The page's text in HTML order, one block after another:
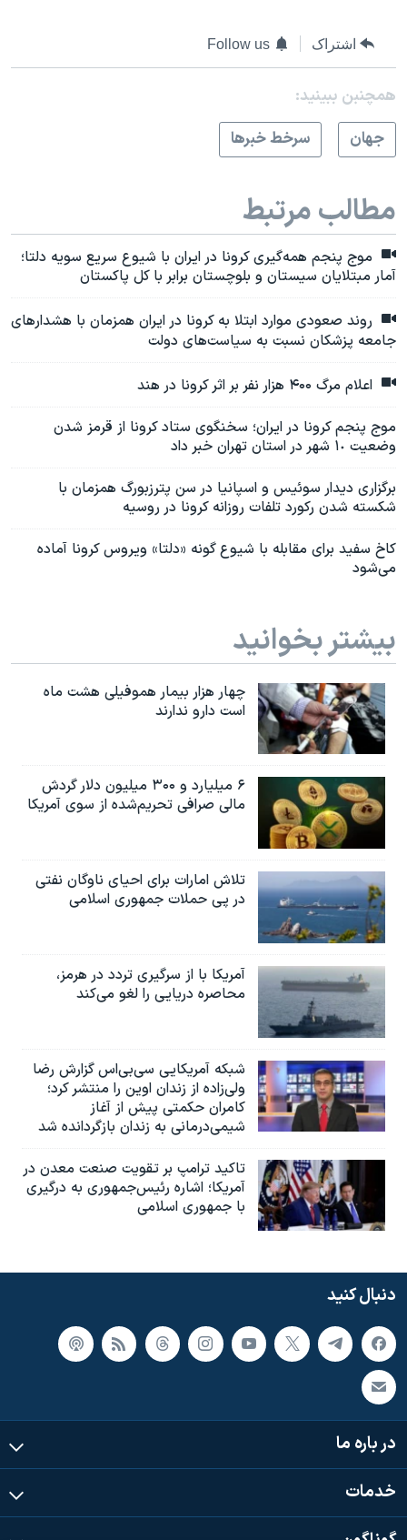
اشتراک Follow us
همچنبن ببینید:
جهان
سرخط خبرها
مطالب مرتبط
موج پنجم همه‌گیری کرونا در ایران با شیوع سریع سویه دلتا؛
آمار مبتلایان سیستان و بلوچستان برابر با کل پاکستان
روند صعودی موارد ابتلا به کرونا در ایران همزمان با هشدارهای
جامعه پزشکان نسبت به سیاست‌های دولت
اعلام مرگ ۴۰۰ هزار نفر بر اثر کرونا در هند
موج پنجم کرونا در ایران؛ سخنگوی ستاد کرونا از قرمز شدن
وضعیت ١٠ شهر در استان تهران خبر داد
برگزاری دیدار سوئیس و اسپانیا در سن پترزبورگ همزمان با
شکسته شدن رکورد تلفات روزانه کرونا در روسیه
کاخ سفید برای مقابله با شیوع گونه «دلتا» ویروس کرونا آماده
می‌شود
بیشتر بخوانید
چهار هزار بیمار هموفیلی هشت ماه
است دارو ندارند
۶ میلیارد و ۳۰۰ میلیون دلار گردش
مالی صرافی تحریم‌شده از سوی آمریکا
تلاش امارات برای احیای ناوگان نفتی
در پی حملات جمهوری اسلامی
آمریکا با از سرگیری تردد در هرمز،
محاصره دریایی را لغو می‌کند
شبکه آمریکایی سی‌بی‌‌اس گزارش رضا
ولی‌زاده از زندان اوین را منتشر کرد؛
کامران حکمتی پیش از آغاز
شیمی‌درمانی به زندان بازگردانده شد
تاکید ترامپ بر تقویت صنعت معدن در
آمریکا؛ اشاره رئیس‌جمهوری به درگیری
با جمهوری اسلامی
دنبال کنید
در باره ما
خدمات